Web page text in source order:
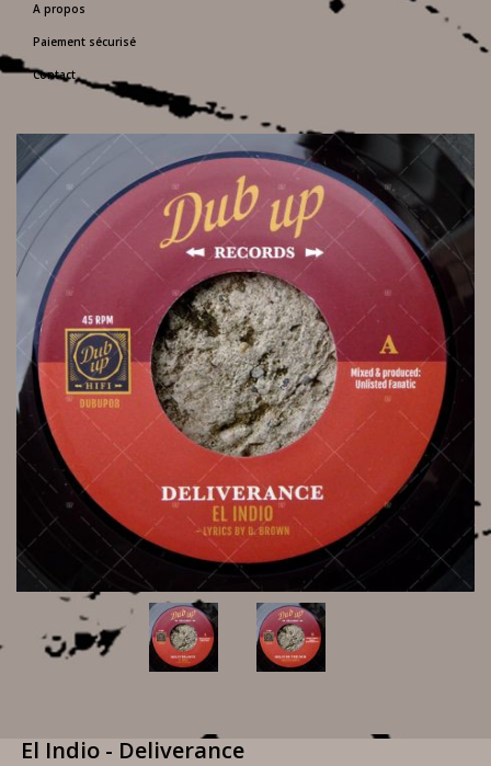
A propos
Paiement sécurisé
Contact
El Indio - Deliverance